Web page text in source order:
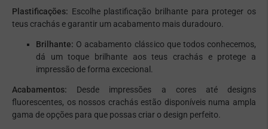
Plastificações: Escolhe plastificação brilhante para proteger os
teus crachás e garantir um acabamento mais duradouro.
Brilhante: O acabamento clássico que todos conhecemos,
dá um toque brilhante aos teus crachás e protege a
impressão de forma excecional.
Acabamentos: Desde impressões a cores até designs
fluorescentes, os nossos crachás estão disponíveis numa ampla
gama de opções para que possas criar o design perfeito.